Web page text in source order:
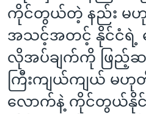
ကိုင်တွယ်တဲ့ နည်း မ
အသင့်အတင့် နိုင်ငံရဲ့
လိုအပ်ချက်ကို ဖြည့်ဆ
ကြီးကျယ်ကျယ် မဟု
လောက်နဲ့ ကိုင်တွယ်နို